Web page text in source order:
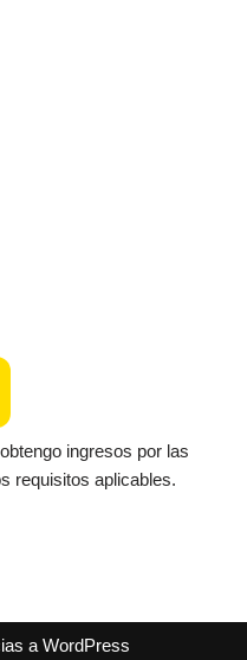
ingresos por las
requisitos aplicables.
aWordPress